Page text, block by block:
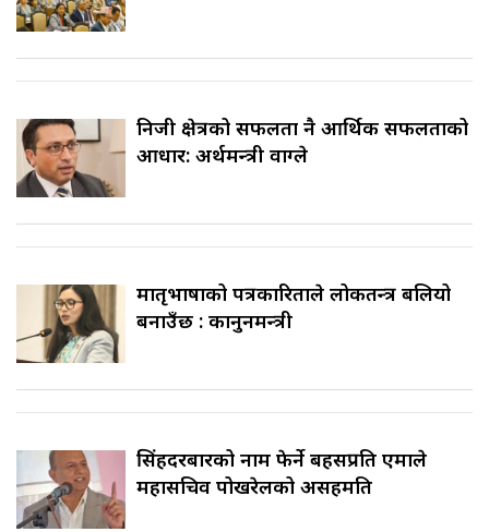
निजी क्षेत्रको सफलता नै आर्थिक सफलताको
आधार: अर्थमन्त्री वाग्ले
मातृभाषाको पत्रकारिताले लोकतन्त्र बलियो
बनाउँछ : कानुनमन्त्री
सिंहदरबारको नाम फेर्ने बहसप्रति एमाले
महासचिव पोखरेलको असहमति